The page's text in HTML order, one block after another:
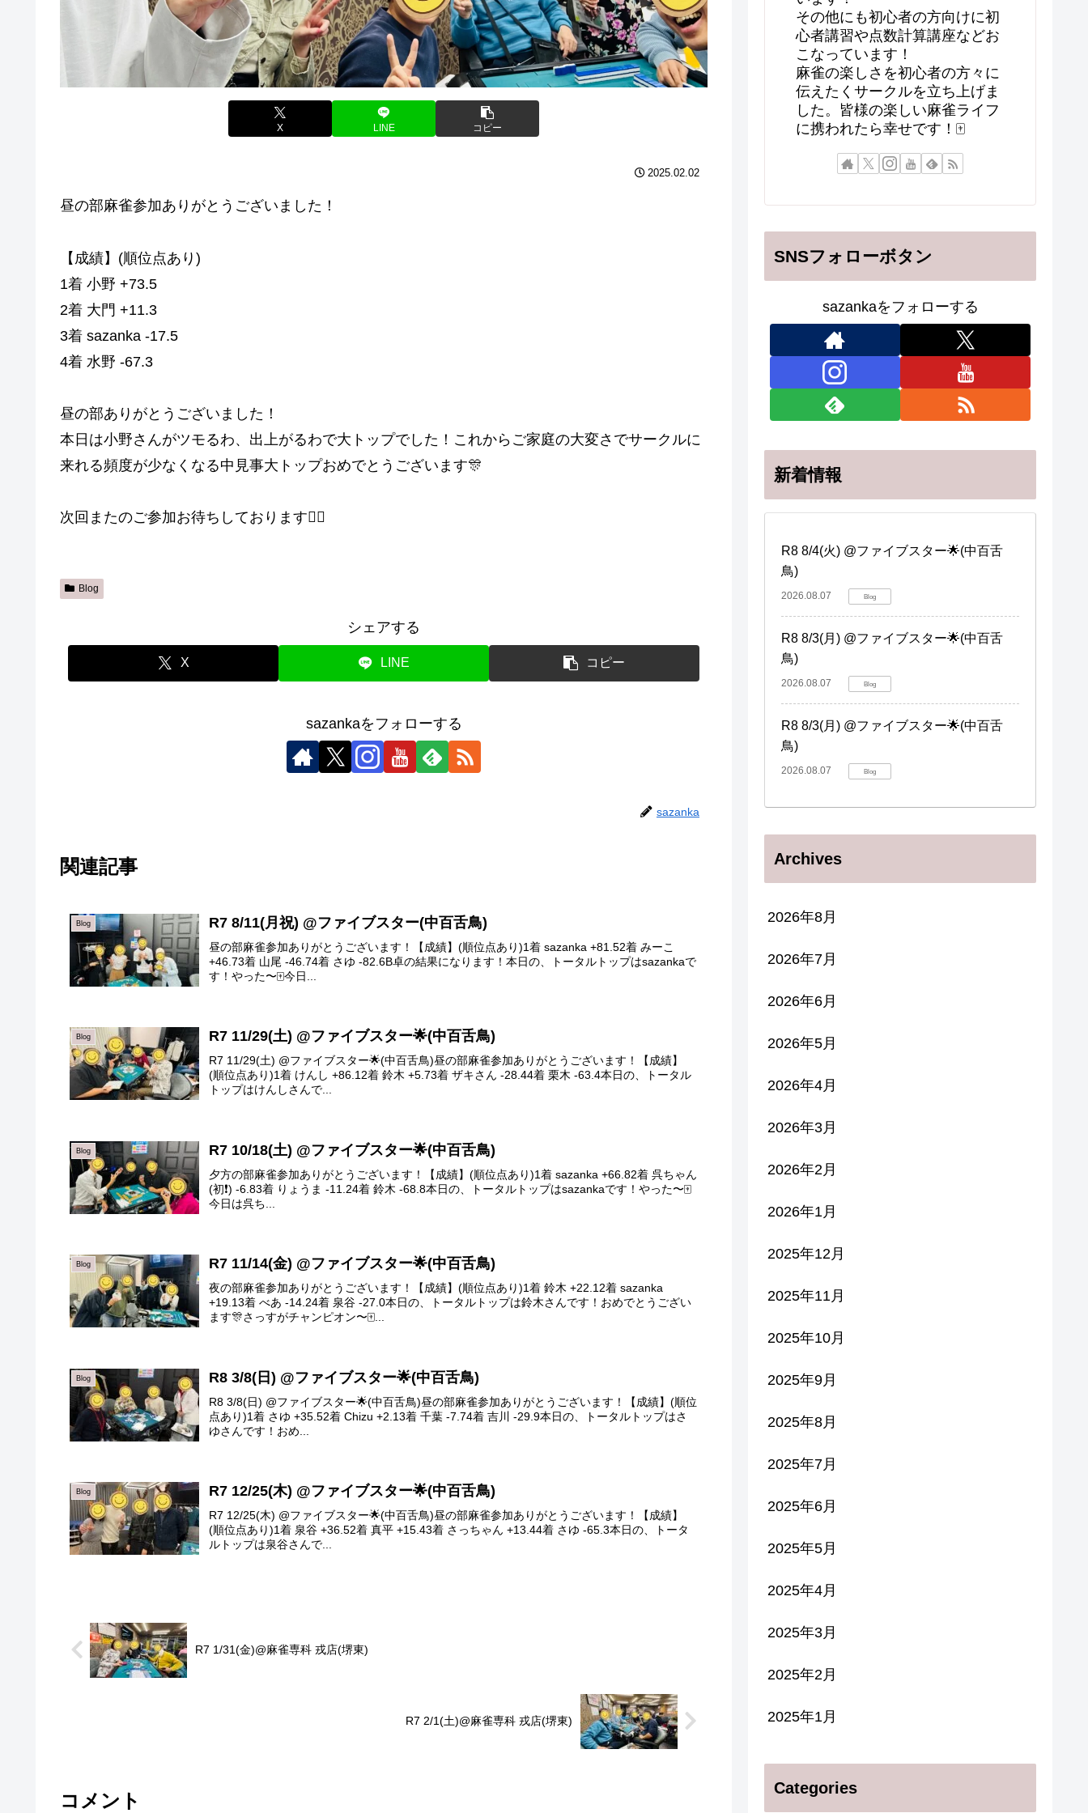
X LINE コピー
2025.02.02
昼の部麻雀参加ありがとうございました！
【成績】(順位点あり)
1着 小野 +73.5
2着 大門 +11.3
3着 sazanka -17.5
4着 水野 -67.3
昼の部ありがとうございました！
本日は小野さんがツモるわ、出上がるわで大トップでした！これからご家庭の大変さでサークルに
来れる頻度が少なくなる中見事大トップおめでとうございます🎊
次回またのご参加お待ちしております🙇‍♀️
Blog
シェアする
X LINE コピー
sazankaをフォローする
sazanka
関連記事
Blog R7 8/11(月祝) @ファイブスター(中百舌鳥)
昼の部麻雀参加ありがとうございます！【成績】(順位点あり)1着 sazanka +81.52着 みーこ
+46.73着 山尾 -46.74着 さゆ -82.6B卓の結果になります！本日の、トータルトップはsazankaで
す！やった〜🀄️今日...
Blog R7 11/29(土) @ファイブスター🌟(中百舌鳥)
R7 11/29(土) @ファイブスター🌟(中百舌鳥)昼の部麻雀参加ありがとうございます！【成績】
(順位点あり)1着 けんし +86.12着 鈴木 +5.73着 ザキさん -28.44着 栗木 -63.4本日の、トータル
トップはけんしさんで...
Blog R7 10/18(土) @ファイブスター🌟(中百舌鳥)
夕方の部麻雀参加ありがとうございます！【成績】(順位点あり)1着 sazanka +66.82着 呉ちゃん
(初❗️) -6.83着 りょうま -11.24着 鈴木 -68.8本日の、トータルトップはsazankaです！やった〜🀄️
今日は呉ち...
Blog R7 11/14(金) @ファイブスター🌟(中百舌鳥)
夜の部麻雀参加ありがとうございます！【成績】(順位点あり)1着 鈴木 +22.12着 sazanka
+19.13着 べあ -14.24着 泉谷 -27.0本日の、トータルトップは鈴木さんです！おめでとうござい
ます🎊さっすがチャンピオン〜🀄...
Blog R8 3/8(日) @ファイブスター🌟(中百舌鳥)
R8 3/8(日) @ファイブスター🌟(中百舌鳥)昼の部麻雀参加ありがとうございます！【成績】(順位
点あり)1着 さゆ +35.52着 Chizu +2.13着 千葉 -7.74着 吉川 -29.9本日の、トータルトップはさ
ゆさんです！おめ...
Blog R7 12/25(木) @ファイブスター🌟(中百舌鳥)
R7 12/25(木) @ファイブスター🌟(中百舌鳥)昼の部麻雀参加ありがとうございます！【成績】
(順位点あり)1着 泉谷 +36.52着 真平 +15.43着 さっちゃん +13.44着 さゆ -65.3本日の、トータ
ルトップは泉谷さんで...
R7 1/31(金)@麻雀専科 戎店(堺東)
R7 2/1(土)@麻雀専科 戎店(堺東)
コメント
その他にも初心者の方向けに初
心者講習や点数計算講座などお
こなっています！
麻雀の楽しさを初心者の方々に
伝えたくサークルを立ち上げま
した。皆様の楽しい麻雀ライフ
に携われたら幸せです！🀄
SNSフォローボタン
sazankaをフォローする
新着情報
R8 8/4(火) @ファイブスター🌟(中百舌
鳥)
2026.08.07 Blog
R8 8/3(月) @ファイブスター🌟(中百舌
鳥)
2026.08.07 Blog
R8 8/3(月) @ファイブスター🌟(中百舌
鳥)
2026.08.07 Blog
Archives
2026年8月
2026年7月
2026年6月
2026年5月
2026年4月
2026年3月
2026年2月
2026年1月
2025年12月
2025年11月
2025年10月
2025年9月
2025年8月
2025年7月
2025年6月
2025年5月
2025年4月
2025年3月
2025年2月
2025年1月
Categories